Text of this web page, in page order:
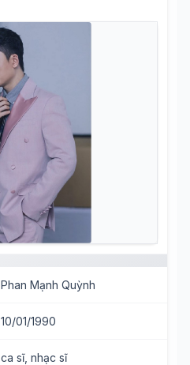
Phan Mạnh Quỳnh
10/01/1990
ca sĩ, nhạc sĩ